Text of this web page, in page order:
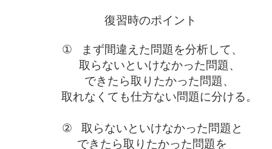
復習時のポイント
①
まず間違えた問題を分析して、
取らないといけなかった問題、
できたら取りたかった問題、
取れなくても仕方ない問題に分ける。
②
取らないといけなかった問題と
できたら取りたかった問題を